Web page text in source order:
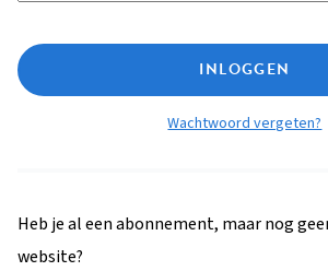
INLOGGEN
Wachtwoord vergeten?
Heb je al een abonnement, maar nog
website?